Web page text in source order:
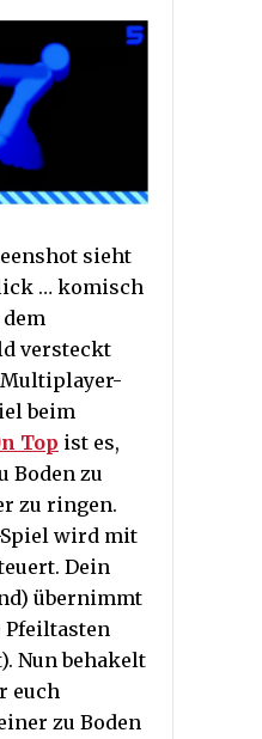
sieht
… komisch
versteckt
beim
Top ist es,
Boden zu
zu ringen.
wird mit
Dein
übernimmt
Pfeiltasten
Nun behakelt
euch
zu Boden